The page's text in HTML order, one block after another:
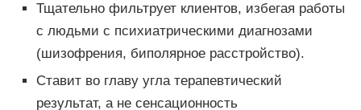
Тщательно фильтрует клиентов, избегая работы
с людьми с психиатрическими диагнозами
(шизофрения, биполярное расстройство).
Ставит во главу угла терапевтический
результат, а не сенсационность